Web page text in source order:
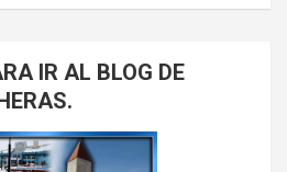
IR AL BLOG DE